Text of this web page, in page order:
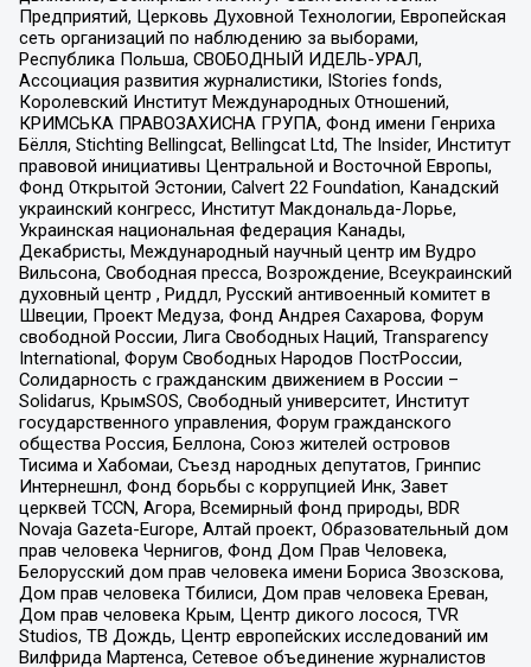
Предприятий, Церковь Духовной Технологии, Европейская
сеть организаций по наблюдению за выборами,
Республика Польша, СВОБОДНЫЙ ИДЕЛЬ-УРАЛ,
Ассоциация развития журналистики, IStories fonds,
Королевский Институт Международных Отношений,
КРИМСЬКА ПРАВОЗАХИСНА ГРУПА, Фонд имени Генриха
Бёлля, Stichting Bellingcat, Bellingcat Ltd, The Insider, Институт
правовой инициативы Центральной и Восточной Европы,
Фонд Открытой Эстонии, Calvert 22 Foundation, Канадский
украинский конгресс, Институт Макдональда-Лорье,
Украинская национальная федерация Канады,
Декабристы, Международный научный центр им Вудро
Вильсона, Свободная пресса, Возрождение, Всеукраинский
духовный центр , Риддл, Русский антивоенный комитет в
Швеции, Проект Медуза, Фонд Андрея Сахарова, Форум
свободной России, Лига Свободных Наций, Transparеncy
International, Форум Свободных Народов ПостРоссии,
Солидарность с гражданским движением в России –
Solidarus, КрымSOS, Свободный университет, Институт
государственного управления, Форум гражданского
общества Россия, Беллона, Союз жителей островов
Тисима и Хабомаи, Съезд народных депутатов, Гринпис
Интернешнл, Фонд борьбы с коррупцией Инк, Завет
церквей TCCN, Агора, Всемирный фонд природы, BDR
Novaja Gazeta-Europe, Алтай проект, Образовательный дом
прав человека Чернигов, Фонд Дом Прав Человека,
Белорусский дом прав человека имени Бориса Звозскова,
Дом прав человека Тбилиси, Дом прав человека Ереван,
Дом прав человека Крым, Центр дикого лосося, TVR
Studios, ТВ Дождь, Центр европейских исследований им
Вилфрида Мартенса, Сетевое объединение журналистов